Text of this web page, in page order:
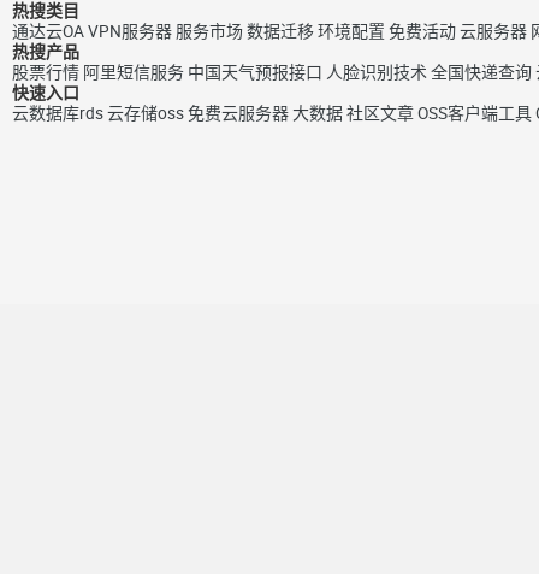
热搜类目
通达云OAVPN服务器 服务市场数据迁移环境配置 免费活动云服务器
热搜产品
股票行情 阿里短信服务 中国天气预报接口 人脸识别技术 全国快递查询
快速入口
云数据库rds云存储oss免费云服务器大数据社区文章OSS客户端工具